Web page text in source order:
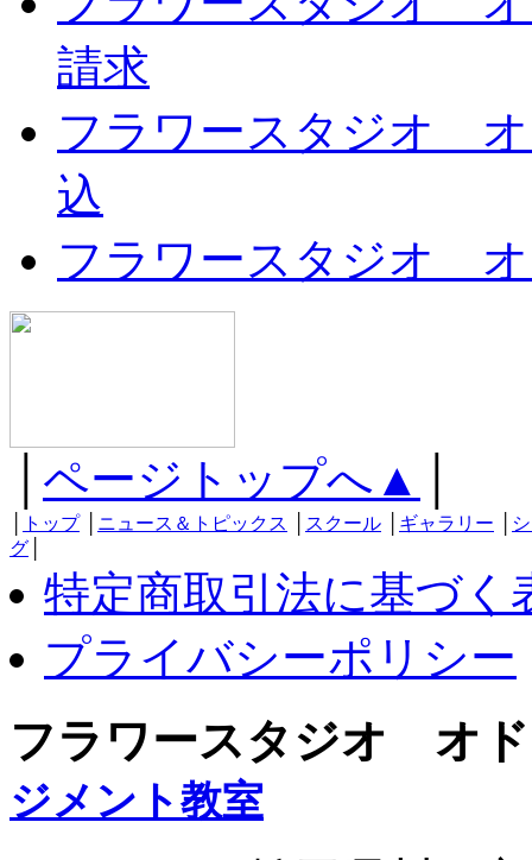
請求
フラワースタジオ
込
フラワースタジオ
ページトップへ▲
トップ│ ニュース＆トピックス スクール ギャラリー
グ
特定商取引法に基づく
プライバシーポリシー
フラワースタジオ オ
ジメント教室